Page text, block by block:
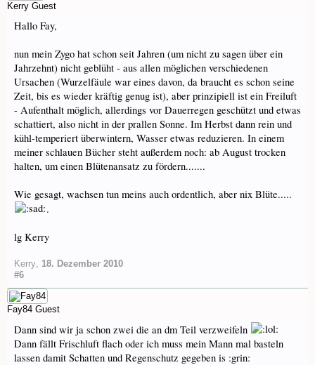
Kerry Guest
Hallo Fay,
nun mein Zygo hat schon seit Jahren (um nicht zu sagen über ein
Jahrzehnt) nicht geblüht - aus allen möglichen verschiedenen
Ursachen (Wurzelfäule war eines davon, da braucht es schon seine
Zeit, bis es wieder kräftig genug ist), aber prinzipiell ist ein Freiluft
- Aufenthalt möglich, allerdings vor Dauerregen geschützt und etwas
schattiert, also nicht in der prallen Sonne. Im Herbst dann rein und
kühl-temperiert überwintern, Wasser etwas reduzieren. In einem
meiner schlauen Bücher steht außerdem noch: ab August trocken
halten, um einen Blütenansatz zu fördern.......
Wie gesagt, wachsen tun meins auch ordentlich, aber nix Blüte.....
.
lg Kerry
Kerry, 18. Dezember 2010
#6
Fay84 Guest
Dann sind wir ja schon zwei die an dm Teil verzweifeln
Dann fällt Frischluft flach oder ich muss mein Mann mal basteln
lassen damit Schatten und Regenschutz gegeben is :grin: